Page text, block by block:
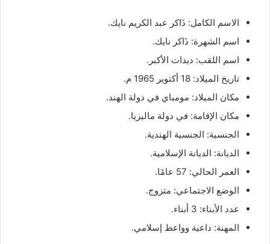
الاسم الكامل: ذَاكر عبد الكريم نايك.
اسم الشهرة: ذَاكر نايك.
اسم اللقب: ديدات الأكبر.
تاريخ الميلاد: 18 أكتوبر 1965 م.
مكان الميلاد: مومباي في دولة الهند.
مكان الإقامة: في دولة ماليزيا.
الجنسية: الجنسية الهندية.
الديانة: الديانة الإسلامية.
العمر الحالي: 57 عامًا.
الوضع الاجتماعي: متزوج.
عدد الأبناء: 3 أبناء.
المهنة: داعية وواعظ إسلامي.